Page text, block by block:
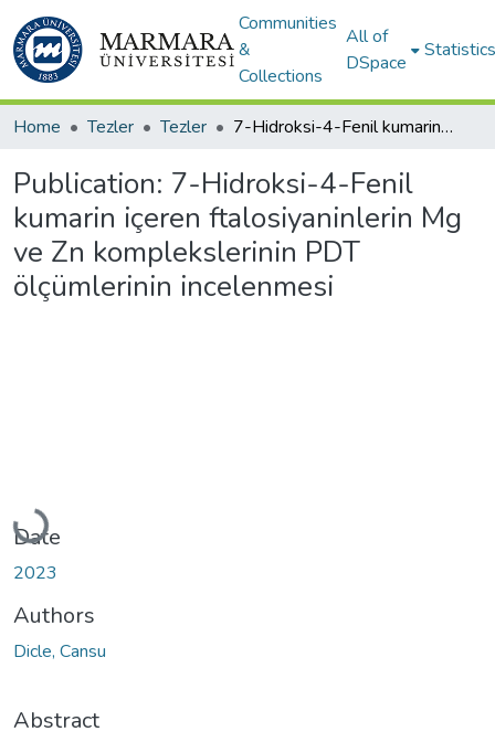
Communities
&
Collections
All of
DSpace
Statistics
Home Tezler Tezler 7-Hidroksi-4-Fenil kumarin içeren ftalosiyaninlerin Mg ve Zn komplekslerinin PDT ölçümlerinin incelenmesi
Publication: 7-Hidroksi-4-Fenil
kumarin içeren ftalosiyaninlerin Mg
ve Zn komplekslerinin PDT
ölçümlerinin incelenmesi
Loading...
Date
2023
Authors
Dicle, Cansu
Abstract